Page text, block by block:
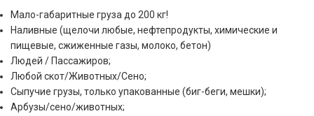
Мало-габаритные груза до 200 кг!
Наливные (щелочи любые, нефтепродукты, химические и
пищевые, сжиженные газы, молоко, бетон)
Людей / Пассажиров;
Любой скот/Животных/Сено;
Сыпучие грузы, только упакованные (биг-беги, мешки);
Арбузы/сено/животных;